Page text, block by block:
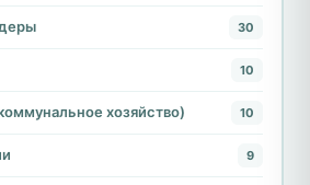
30
10
хозяйство) 10
9